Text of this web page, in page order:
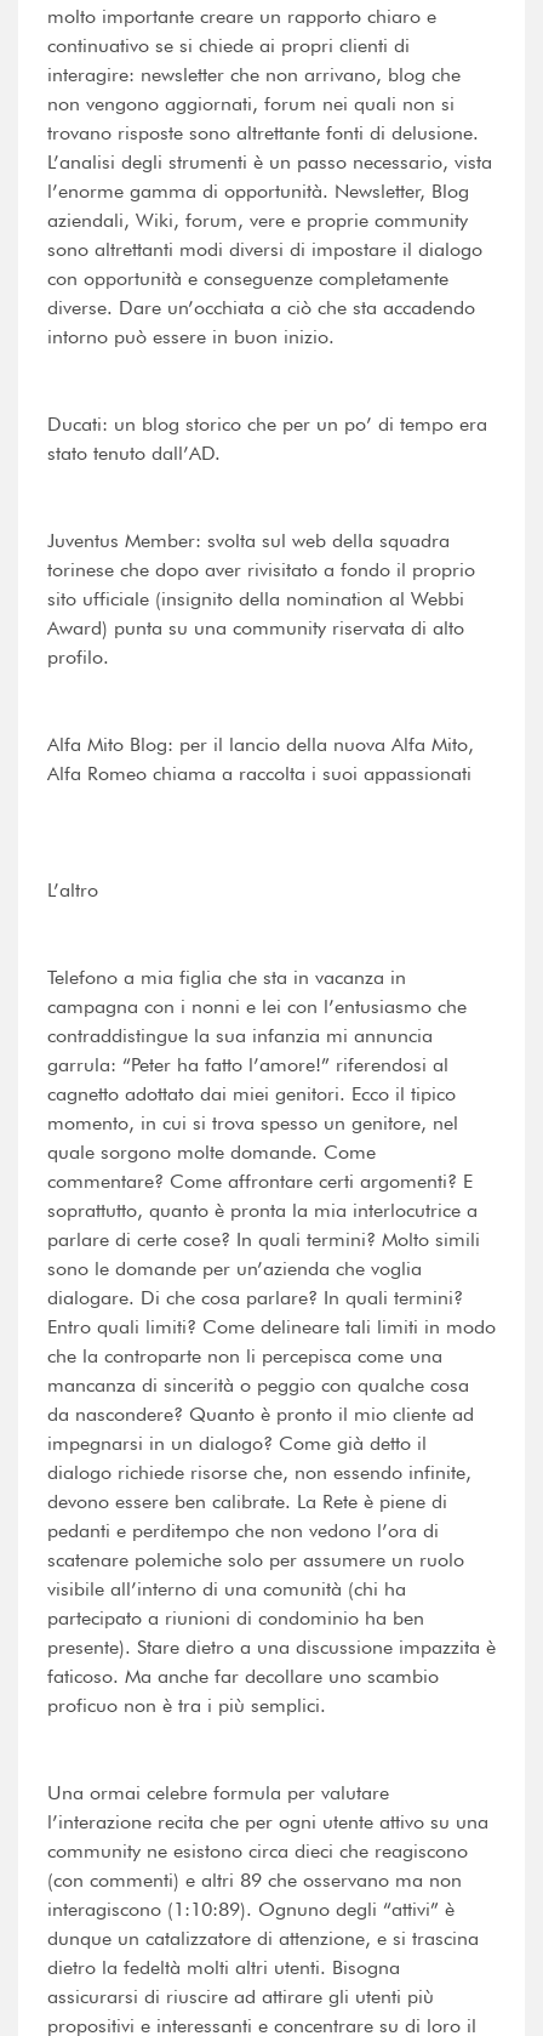
molto importante creare un rapporto chiaro e
continuativo se si chiede ai propri clienti di
interagire: newsletter che non arrivano, blog che
non vengono aggiornati, forum nei quali non si
trovano risposte sono altrettante fonti di delusione.
L’analisi degli strumenti è un passo necessario, vista
l’enorme gamma di opportunità. Newsletter, Blog
aziendali, Wiki, forum, vere e proprie community
sono altrettanti modi diversi di impostare il dialogo
con opportunità e conseguenze completamente
diverse. Dare un’occhiata a ciò che sta accadendo
intorno può essere in buon inizio.
Ducati: un blog storico che per un po’ di tempo era
stato tenuto dall’AD.
Juventus Member: svolta sul web della squadra
torinese che dopo aver rivisitato a fondo il proprio
sito ufficiale (insignito della nomination al Webbi
Award) punta su una community riservata di alto
profilo.
Alfa Mito Blog: per il lancio della nuova Alfa Mito,
Alfa Romeo chiama a raccolta i suoi appassionati
L’altro
Telefono a mia figlia che sta in vacanza in
campagna con i nonni e lei con l’entusiasmo che
contraddistingue la sua infanzia mi annuncia
garrula: “Peter ha fatto l’amore!” riferendosi al
cagnetto adottato dai miei genitori. Ecco il tipico
momento, in cui si trova spesso un genitore, nel
quale sorgono molte domande. Come
commentare? Come affrontare certi argomenti? E
soprattutto, quanto è pronta la mia interlocutrice a
parlare di certe cose? In quali termini? Molto simili
sono le domande per un’azienda che voglia
dialogare. Di che cosa parlare? In quali termini?
Entro quali limiti? Come delineare tali limiti in modo
che la controparte non li percepisca come una
mancanza di sincerità o peggio con qualche cosa
da nascondere? Quanto è pronto il mio cliente ad
impegnarsi in un dialogo? Come già detto il
dialogo richiede risorse che, non essendo infinite,
devono essere ben calibrate. La Rete è piene di
pedanti e perditempo che non vedono l’ora di
scatenare polemiche solo per assumere un ruolo
visibile all’interno di una comunità (chi ha
partecipato a riunioni di condominio ha ben
presente). Stare dietro a una discussione impazzita è
faticoso. Ma anche far decollare uno scambio
proficuo non è tra i più semplici.
Una ormai celebre formula per valutare
l’interazione recita che per ogni utente attivo su una
community ne esistono circa dieci che reagiscono
(con commenti) e altri 89 che osservano ma non
interagiscono (1:10:89). Ognuno degli “attivi” è
dunque un catalizzatore di attenzione, e si trascina
dietro la fedeltà molti altri utenti. Bisogna
assicurarsi di riuscire ad attirare gli utenti più
propositivi e interessanti e concentrare su di loro il